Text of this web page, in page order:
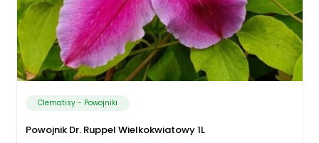
Clematisy - Powojniki
Powojnik Dr. Ruppel Wielkokwiatowy 1L